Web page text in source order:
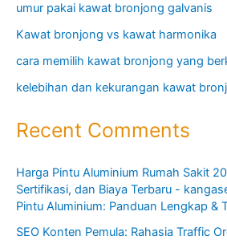
umur pakai kawat bronjong galvanis
Kawat bronjong vs kawat harmonika
cara memilih kawat bronjong yang
kelebihan dan kekurangan kawat
Recent Comments
Harga Pintu Aluminium Rumah Sakit
Sertifikasi, dan Biaya Terbaru -
Pintu Aluminium: Panduan Lengkap &
SEO Konten Pemula: Rahasia Traffic